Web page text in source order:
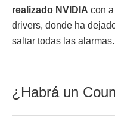
realizado NVIDIA con
drivers, donde ha
saltar todas las alarmas.
¿Habrá un